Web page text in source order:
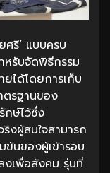
ศรี’ แบบครบ
หรับจัดพิธีกรรม
ได้โดยการเก็บ
ตรฐานของ
ษ์ไว้ซึ่ง
งผู้สนใจสามารถ
ข้นของผู้เข้ารอบ
งเพื่อสังคม รุ่นที่